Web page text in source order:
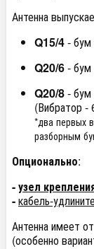
Антенна
Q15/4-
Q20/6-
Q20/8-
(Вибратор -
*два первых
разборным
Опционально:
-узел
-кабель-
Антенна имеет
(особенно